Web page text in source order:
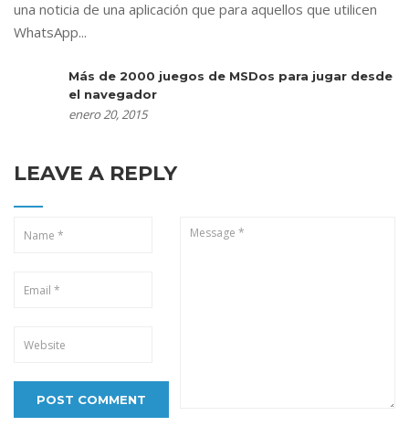
una noticia de una aplicación que para aquellos que utilicen
WhatsApp...
Más de 2000 juegos de MSDos para jugar desde
el navegador
enero 20, 2015
LEAVE A REPLY